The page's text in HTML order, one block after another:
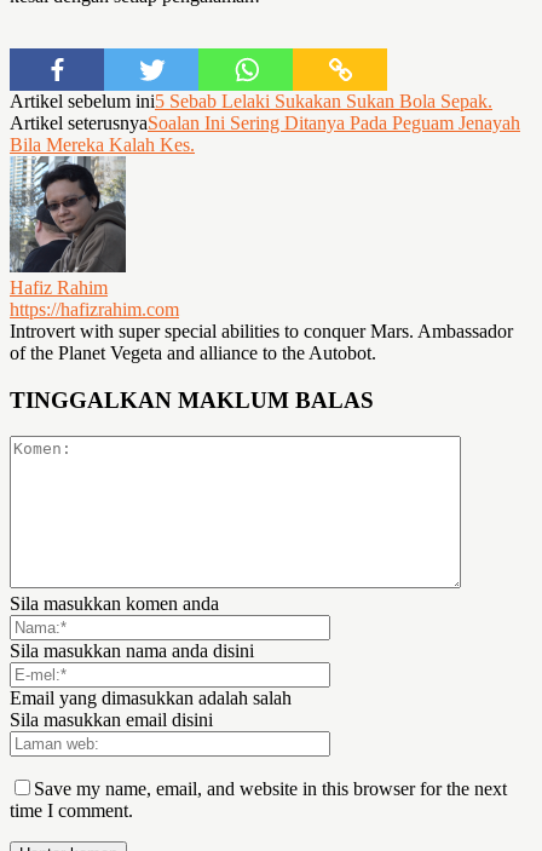
Artikel sebelum ini5 Sebab Lelaki Sukakan Sukan Bola Sepak.
Artikel seterusnyaSoalan Ini Sering Ditanya Pada Peguam Jenayah
Bila Mereka Kalah Kes.
Hafiz Rahim
https://hafizrahim.com
Introvert with super special abilities to conquer Mars. Ambassador
of the Planet Vegeta and alliance to the Autobot.
TINGGALKAN MAKLUM BALAS
Sila masukkan komen anda
Sila masukkan nama anda disini
Email yang dimasukkan adalah salah
Sila masukkan email disini
Save my name, email, and website in this browser for the next
time I comment.